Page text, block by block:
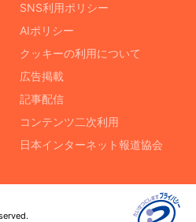
SNS利用ポリシー
AIポリシー
クッキーの利用について
広告掲載
記事配信
コンテンツ二次利用
日本インターネット報道協会